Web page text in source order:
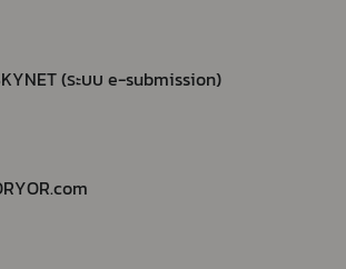
(ระบบ e-submission)